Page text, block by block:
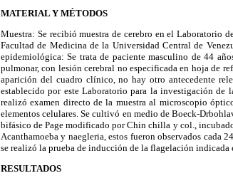
MATERIAL Y MÉTODOS
Muestra: Se recibió muestra de cerebro en el Laboratorio
Facultad de Medicina de la Universidad Central de
epidemiológica: Se trata de paciente masculino de 44
pulmonar, con lesión cerebral no especificada en hoja de
aparición del cuadro clínico, no hay otro antecedente
establecido por este Laboratorio para la investigación de
realizó examen directo de la muestra al microscopio
elementos celulares. Se cultivó en medio de Boeck-
bifásico de Page modificado por Chin chilla y col.,
Acanthamoeba y naegleria, estos fueron observados cada
se realizó la prueba de inducción de la flagelación indicada
RESULTADOS